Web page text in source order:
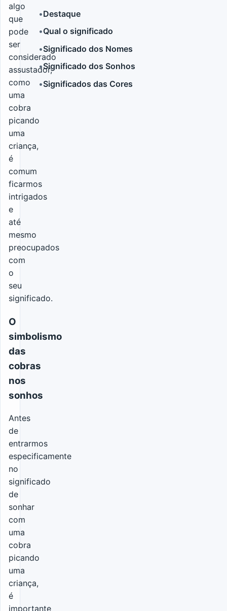
algo
que
pode
ser
considerado
assustador,
como
uma
cobra
picando
uma
criança,
é
comum
ficarmos
intrigados
e
até
mesmo
preocupados
com
o
seu
significado.
O
simbolismo
das
cobras
nos
sonhos
Antes
de
entrarmos
especificamente
no
significado
de
sonhar
com
uma
cobra
picando
uma
criança,
é
importante
LER MAIS
•Destaque
•Qual o significado
•Significado dos Nomes
•Significado dos Sonhos
•Significados das Cores